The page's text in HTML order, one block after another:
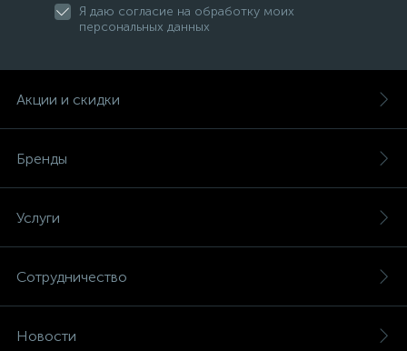
Я даю согласие на обработку моих
персональных данных
Акции и скидки
Бренды
Услуги
Сотрудничество
Новости